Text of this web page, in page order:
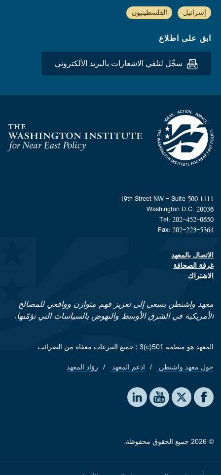
إسرائيل الفلسطينيون
ابق على اطلاع
سجِّل لتلقي الاشعارات بالبريد الألكتروني
Homepage
1111 19th Street NW - Suite 500
Washington D.C. 20036
Tel: 202-452-0650
Fax: 202-223-5364
Footer contact links
الاتصال بالمعهد
غرفة الصحافة
الاشتراك
معهد واشنطن يسعى إلى تعزيز فهم متوازن وواقعي للمصالح
الأمريكية في الشرق الأوسط والنهوض بالسياسات التي تؤمّنها.
المعهد هو منظمة 501(c)3 ؛ جميع التبرعات معفاة من الضرائب.
Footer quick links
حول معهد واشنطن ادعم المعهد روّاد المعهد
Social media
The Washington Institute on Facebook
The Washington Institute on X
The Washington Institute on YouTube
The Washington Institute on LinkedIn
© 2026 جميع الحقوق محفوظة.